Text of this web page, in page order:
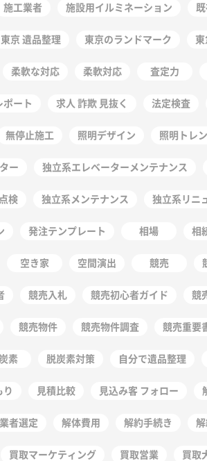
施工業者 施設用イルミネーション
東京 遺品整理 東京のランドマーク
柔軟な対応 柔軟対応 査定力
ポート 求人 詐欺 見抜く 法定検査
無停止施工 照明デザイン 照明トレ
ー 独立系エレベーターメンテナンス
検 独立系メンテナンス 独立系リニ
発注テンプレート 相場 相
空き家 空間演出 競売
競売入札 競売初心者ガイド 競
競売物件 競売物件調査 競売重要
素 脱炭素対策 自分で遺品整理
り 見積比較 見込み客 フォロー
者選定 解体費用 解約手続き
買取マーケティング 買取営業 買取